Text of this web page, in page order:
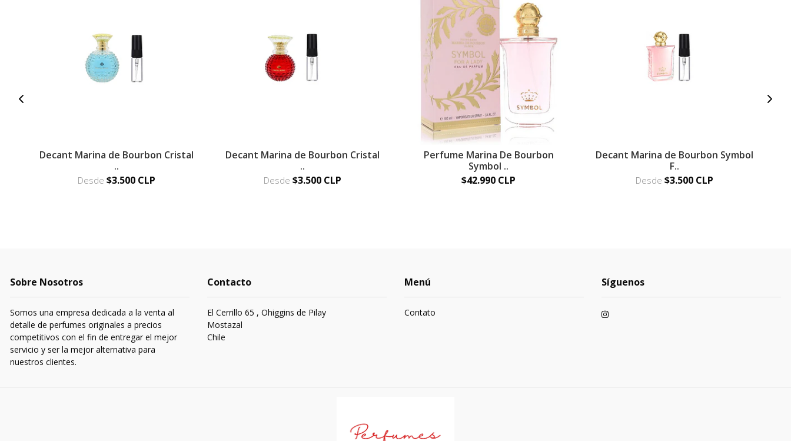
Decant Marina de Bourbon Cristal
..
Desde $3.500 CLP
Decant Marina de Bourbon Cristal
..
Desde $3.500 CLP
Perfume Marina De Bourbon
Symbol ..
$42.990 CLP
Decant Marina de Bourbon Symbol
F..
Desde$3.500 CLP
Sobre Nosotros
Somos una empresa dedicada a la venta al
detalle de perfumes originales a precios
competitivos con el fin de entregar el mejor
servicio y ser la mejor alternativa para
nuestros clientes.
Contacto
El Cerrillo 65 , Ohiggins de Pilay
Mostazal
Chile
Menú
Contato
Síguenos